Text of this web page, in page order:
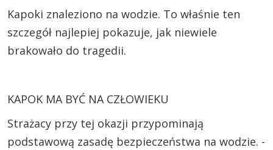
Kapoki znaleziono na wodzie. To właśnie ten
szczegół najlepiej pokazuje, jak niewiele
brakowało do tragedii.
KAPOK MA BYĆ NA CZŁOWIEKU
Strażacy przy tej okazji przypominają
podstawową zasadę bezpieczeństwa na wodzie. -